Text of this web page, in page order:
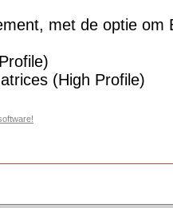
met de optie om
(High Profile)